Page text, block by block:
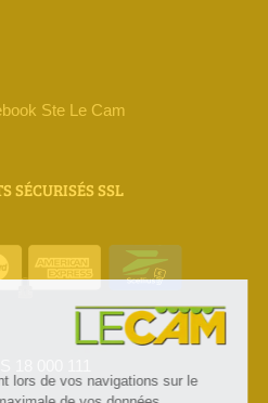
Ste Le Cam
SÉCURISÉS SSL